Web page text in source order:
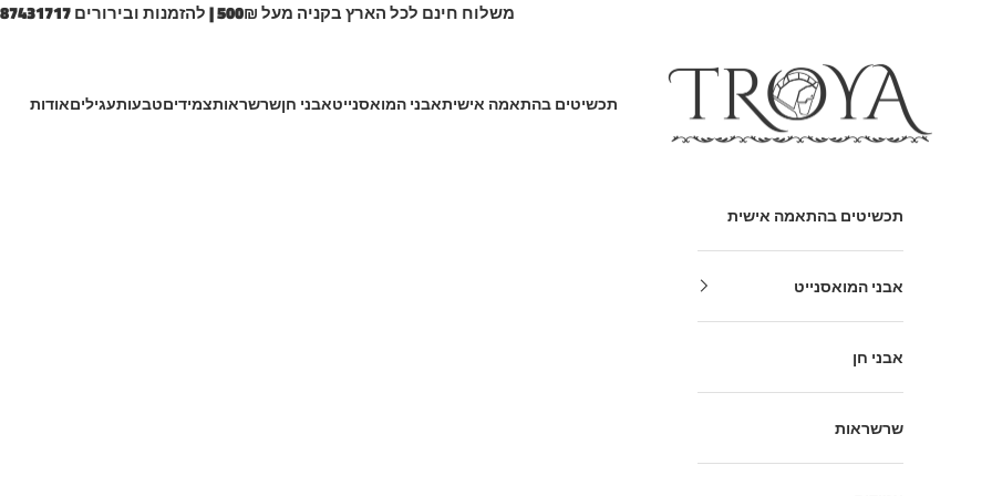
משלוח חינם לכל הארץ בקניה מעל 500₪ | להזמנות ובירורים 0587431717
Troya Gallery
תכשיטים בהתאמה אישיתאבני המואסנייטאבני חןשרשראותצמידיםטבעותעגיליםאודות
תכשיטים בהתאמה אישית
אבני המואסנייט
אבני חן
שרשראות